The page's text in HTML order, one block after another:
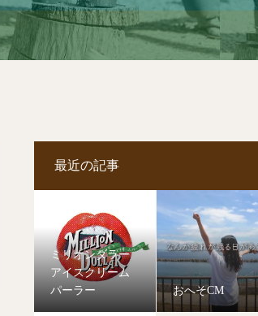
最近の記事
ミリオンダラー
アイスクリーム
パーラー
おへそCM